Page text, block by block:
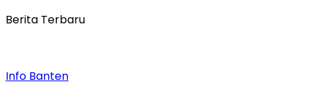
Berita Terbaru
Info Banten